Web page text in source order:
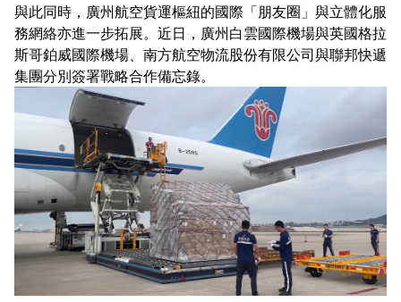
與此同時，廣州航空貨運樞紐的國際「朋友圈」與立體化服
務網絡亦進一步拓展。近日，廣州白雲國際機場與英國格拉
斯哥鉑威國際機場、南方航空物流股份有限公司與聯邦快遞
集團分別簽署戰略合作備忘錄。